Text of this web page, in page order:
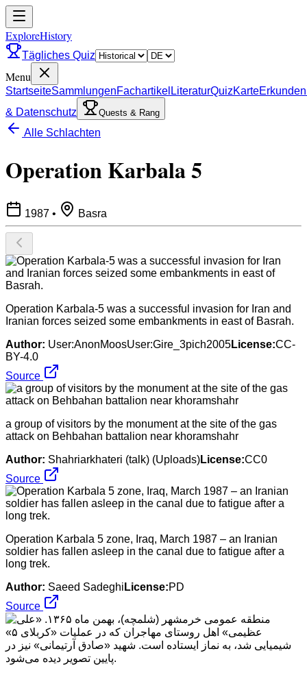
ExploreHistory
Tägliches Quiz
Menu
StartseiteSammlungenFachartikel LiteraturQuizKarteErkunden
& Datenschutz
Quests & Rang
Alle Schlachten
Operation Karbala 5
1987 • Basra
Operation Karbala-5 was a successful invasion for Iran and
Iranian forces seized some embankments in east of Basrah.
Author: User:AnonMoosUser:Gire_3pich2005License:CC-
BY-4.0
Source
a group of visitors by the monument at the site of the gas
attack on Behbahan battalion near khoramshahr
Author: Shahriarkhateri (talk) (Uploads)License:CC0
Source
Operation Karbala 5 zone, Iraq, March 1987 – an Iranian
soldier has fallen asleep in the canal due to fatigue after a
long trek.
Author: Saeed Sadeghi License:PD
Source